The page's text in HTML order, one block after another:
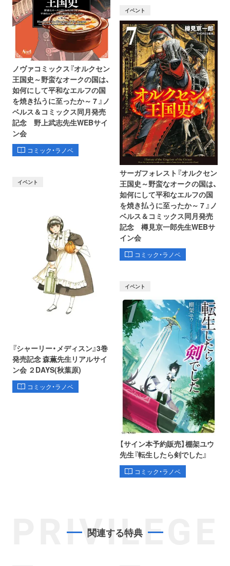
ノヴァコミックス『オルクセン
王国史～野蛮なオークの国は、
如何にして平和なエルフの国
を焼き払うに至ったか～ 7 』ノ
ベルス＆コミックス同月発売
記念 野上武志先生WEBサイ
ン会
コミック・ラノベ
イベント
サーガフォレスト『オルクセン
王国史～野蛮なオークの国は、
如何にして平和なエルフの国
を焼き払うに至ったか～ 7 』ノ
ベルス＆コミックス同月発売
記念 樽見京一郎先生WEBサ
イン会
コミック・ラノベ
イベント
『シャーリー・メディスン』3巻
発売記念 森薫先生リアルサイ
ン会 ２DAYS(秋葉原)
コミック・ラノベ
イベント
【サイン本予約販売】棚架ユウ
先生『転生したら剣でした』
コミック・ラノベ
PRIVILEGE
関連する特典